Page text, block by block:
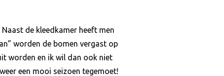
de kleedkamer heeft men
worden de bomen vergast op
worden en ik wil dan ook niet
een mooi seizoen tegemoet!